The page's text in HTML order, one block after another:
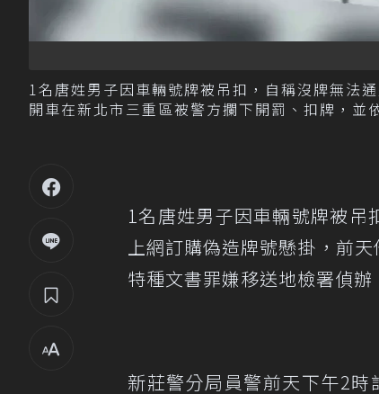
1名唐姓男子因車輛號牌被吊扣，自稱沒牌無法
開車在新北市三重區被警方攔下開罰、扣牌，
1名唐姓男子因車輛號牌被吊
上網訂購偽造牌號懸掛，前
特種文書罪嫌移送地檢署偵辦
新莊警分局員警前天下午2